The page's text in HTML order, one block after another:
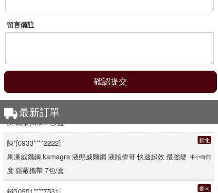
留言備註
最新訂單
周*[0988****9707]
度 隱蔽攜帶 7包/盒
新北
陳*[0933****2222]
半小時前
果凍威爾鋼 kamagra 液態威爾鋼 液體偉哥 快速起效 最強硬
度 隱蔽攜帶 7包/盒
臺南
錢*[0951****7531]